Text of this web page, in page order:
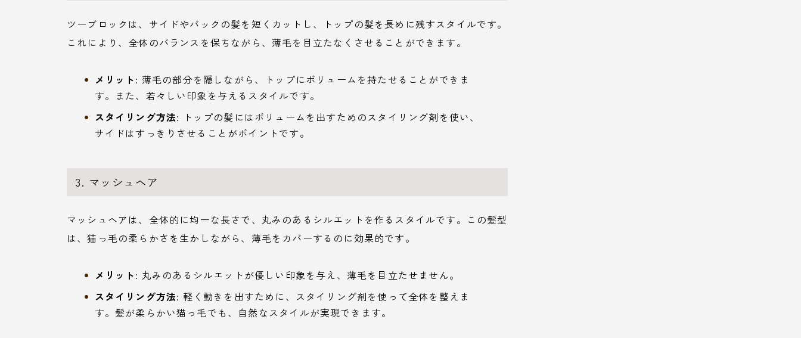
ツーブロックは、サイドやバックの髪を短くカットし、トップの髪を長めに残すスタイルです。
これにより、全体のバランスを保ちながら、薄毛を目立たなくさせることができます。
メリット: 薄毛の部分を隠しながら、トップにボリュームを持たせることができま
す。また、若々しい印象を与えるスタイルです。
スタイリング方法: トップの髪にはボリュームを出すためのスタイリング剤を使い、
サイドはすっきりさせることがポイントです。
3. マッシュヘア
マッシュヘアは、全体的に均一な長さで、丸みのあるシルエットを作るスタイルです。この髪型
は、猫っ毛の柔らかさを生かしながら、薄毛をカバーするのに効果的です。
メリット: 丸みのあるシルエットが優しい印象を与え、薄毛を目立たせません。
スタイリング方法: 軽く動きを出すために、スタイリング剤を使って全体を整えま
す。髪が柔らかい猫っ毛でも、自然なスタイルが実現できます。